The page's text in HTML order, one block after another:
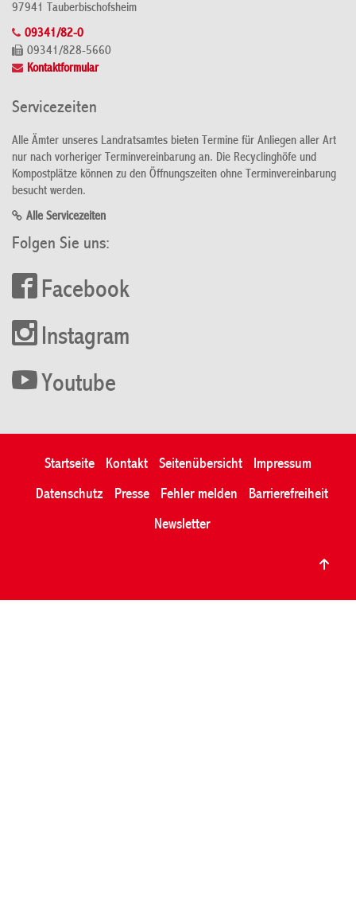
97941 Tauberbischofsheim
09341/82-0
09341/828-5660
Kontaktformular
Servicezeiten
Alle Ämter unseres Landratsamtes bieten Termine für Anliegen aller Art
nur nach vorheriger Terminvereinbarung an. Die Recyclinghöfe und
Kompostplätze können zu den Öffnungszeiten ohne Terminvereinbarung
besucht werden.
Alle Servicezeiten
Folgen Sie uns:
Facebook
Instagram
Youtube
Startseite Kontakt Seitenübersicht
Impressum
Datenschutz
Presse Fehler melden
Barrierefreiheit
Newsletter